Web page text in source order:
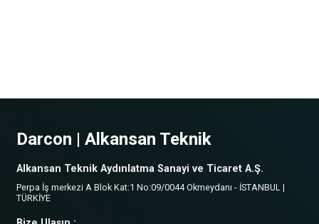
Darcon | Alkansan Teknik
Alkansan Teknik Aydınlatma Sanayi ve Ticaret A.Ş.
Perpa İş merkezi A Blok Kat:1 No:09/0044 Okmeydanı - İSTANBUL |
TÜRKİYE